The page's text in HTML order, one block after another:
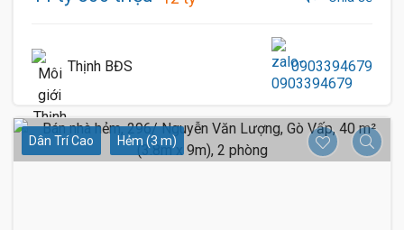
Thịnh BĐS 0903394679
Dân Trí Cao Hẻm (3 m)